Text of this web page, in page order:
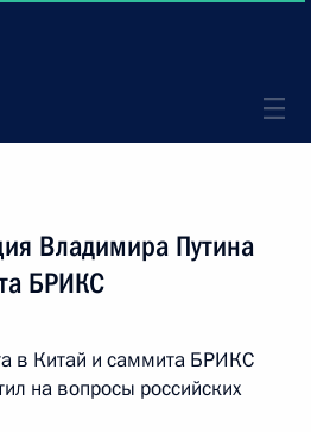
Владимира Путина
БРИКС
в Китай и саммита БРИКС
на вопросы российских